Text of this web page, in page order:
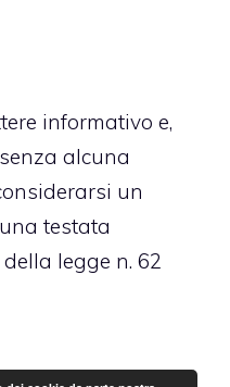
informativo e,
alcuna
un
testata
legge n. 62